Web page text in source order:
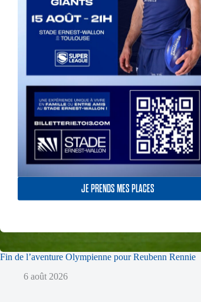
JE PRENDS MES PLACES
Publications similaires
Fin de l’aventure Olympienne pour Reubenn Rennie
6 août 2026